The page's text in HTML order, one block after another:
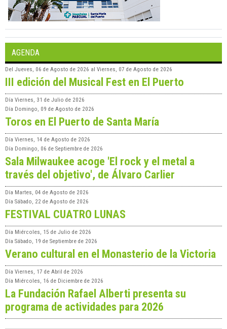
AGENDA
Del Jueves, 06 de Agosto de 2026 al Viernes, 07 de Agosto de 2026
III edición del Musical Fest en El Puerto
Día Viernes, 31 de Julio de 2026
Día Domingo, 09 de Agosto de 2026
Toros en El Puerto de Santa María
Día Viernes, 14 de Agosto de 2026
Día Domingo, 06 de Septiembre de 2026
Sala Milwaukee acoge 'El rock y el metal a
través del objetivo', de Álvaro Carlier
Día Martes, 04 de Agosto de 2026
Día Sábado, 22 de Agosto de 2026
FESTIVAL CUATRO LUNAS
Día Miércoles, 15 de Julio de 2026
Día Sábado, 19 de Septiembre de 2026
Verano cultural en el Monasterio de la Victoria
Día Viernes, 17 de Abril de 2026
Día Miércoles, 16 de Diciembre de 2026
La Fundación Rafael Alberti presenta su
programa de actividades para 2026